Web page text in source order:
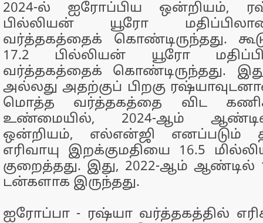
2024-ல் ஐரோப்பிய ஒன்றியம்,
பில்லியன் யூரோ
வர்த்தகத்தைக் கொண்டிருந்தது.
17.2 பில்லியன் யூரோ
வர்த்தகத்தைக் கொண்டிருந்தது.
அல்லது அதற்குப் பிறகு
மொத்த வர்த்தகத்தை விட
உண்மையில், 2024-ஆம்
ஒன்றியம், எல்என்ஜி எனப்படும்
எரிவாயு இறக்குமதியை 16.5
குறைத்தது. இது, 2022-ஆம் ஆண்டில்
டன்களாக இருந்தது.
ஐரோப்பா - ரஷ்யா வர்த்தகத்தில்